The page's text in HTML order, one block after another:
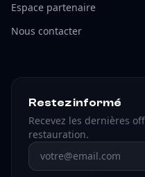
Espace partenaire
Nous contacter
Restez informé
Recevez les dernières
restauration.
Adresse email